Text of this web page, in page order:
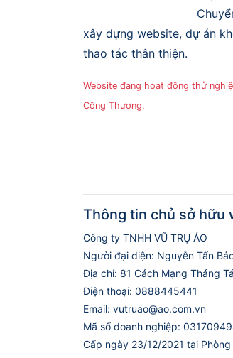
xây dựng website, dự án
thao tác thân thiện.
Website đang hoạt động thử
Công Thương.
Thông tin chủ sở hữu
Công ty TNHH VŨ TRỤ ẢO
Người đại diện: Nguyễn Tấn
Địa chỉ: 81 Cách Mạng Tháng
Điện thoại: 0888445441
Email: vutruao@ao.com.vn
Mã số doanh nghiệp:
Cấp ngày 23/12/2021 tại